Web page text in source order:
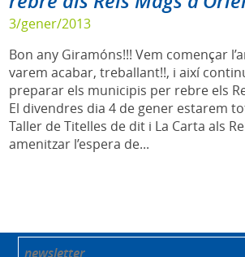
3/gener/2013
Bon any Giramóns!!! Vem començar
varem acabar, treballant!!, i així
preparar els municipis per rebre els
El divendres dia 4 de gener estarem
Taller de Titelles de dit i La Carta als
amenitzar l’espera de...